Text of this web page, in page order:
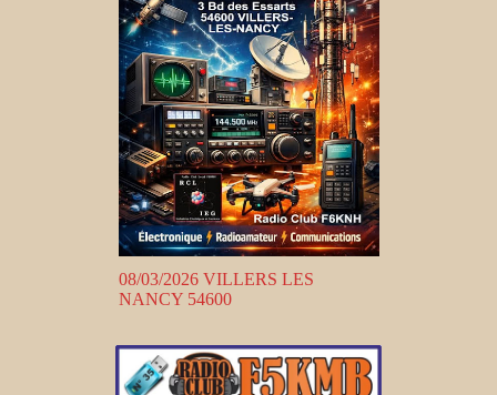
08/03/2026 VILLERS LES
NANCY 54600